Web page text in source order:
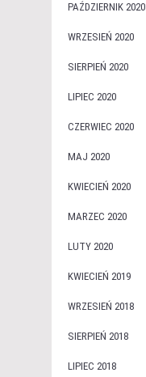
PAŹDZIERNIK 2020
WRZESIEŃ 2020
SIERPIEŃ 2020
LIPIEC 2020
CZERWIEC 2020
MAJ 2020
KWIECIEŃ 2020
MARZEC 2020
LUTY 2020
KWIECIEŃ 2019
WRZESIEŃ 2018
SIERPIEŃ 2018
LIPIEC 2018